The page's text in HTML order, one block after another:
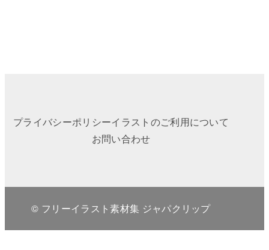
プライバシーポリシーイラストのご利用について
お問い合わせ
© フリーイラスト素材集 ジャパクリップ